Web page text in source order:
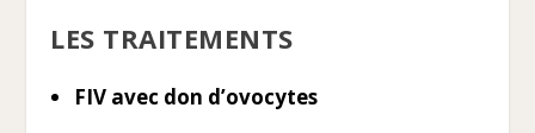
LES TRAITEMENTS
FIV avec don d’ovocytes